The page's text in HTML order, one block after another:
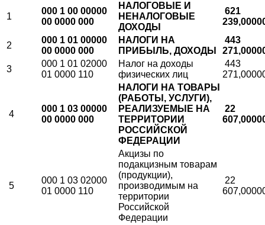
1
000 1 00 00000
00 0000 000
НАЛОГОВЫЕ И
НЕНАЛОГОВЫЕ
ДОХОДЫ
621
2
000 1 01 00000
00 0000 000
НАЛОГИ НА
ПРИБЫЛЬ, ДОХОДЫ
443
3
000 1 01 02000
01 0000 110
Налог на доходы
физических лиц
443
4
000 1 03 00000
00 0000 000
НАЛОГИ НА ТОВАРЫ
(РАБОТЫ, УСЛУГИ),
РЕАЛИЗУЕМЫЕ НА
ТЕРРИТОРИИ
РОССИЙСКОЙ
ФЕДЕРАЦИИ
22
5
000 1 03 02000
01 0000 110
Акцизы по
подакцизным товарам
(продукции),
производимым на
территории
Российской
Федерации
22